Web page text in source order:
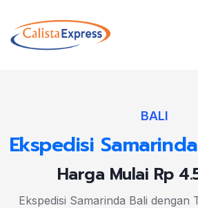
BALI
Ekspedisi
Harga Mulai Rp
Ekspedisi Samarinda Bali dengan